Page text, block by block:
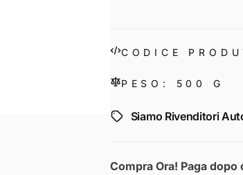
CODICE
PESO: 500 G
Siamo Rivenditori
Compra Ora! Paga dopo